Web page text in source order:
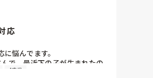
応
悩んでます。
で、最近下の子が生まれたの
定なのか片付けなど場面の切り
4歳児